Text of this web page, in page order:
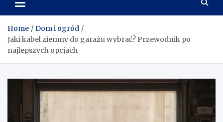
Home
Dom i ogród
Jaki kabel ziemny do garażu wybrać? Przewodnik po
najlepszych opcjach